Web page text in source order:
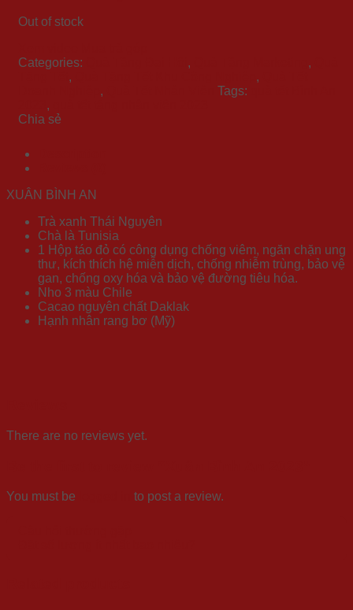
Out of stock
Categories:
, ,
, ,
, Tags:
,
Chia sẻ
XUÂN BÌNH AN
Trà xanh Thái Nguyên
Chà là Tunisia
1 Hộp táo đỏ có công dụng chống viêm, ngăn chặn ung
thư, kích thích hệ miễn dịch, chống nhiễm trùng, bảo vệ
gan, chống oxy hóa và bảo vệ đường tiêu hóa.
Nho 3 màu Chile
Cacao nguyên chất Daklak
Hạnh nhân rang bơ (Mỹ)
There are no reviews yet.
You must be to post a review.